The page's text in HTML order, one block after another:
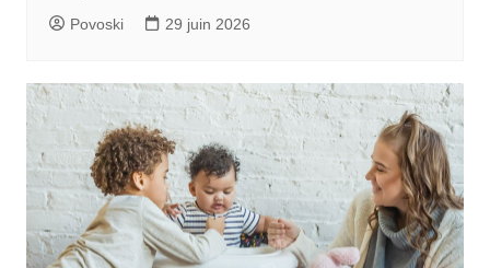
Povoski 29 juin 2026